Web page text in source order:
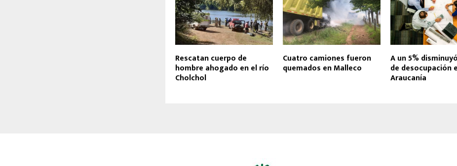
Rescatan cuerpo de
hombre ahogado en el río
Cholchol
Cuatro camiones fueron
quemados en Malleco
A un 5%
de desocupación
Araucanía